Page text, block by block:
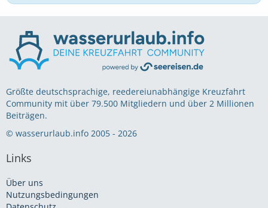
Größte deutschsprachige, reedereiunabhängige Kreuzfahrt
Community mit über 79.500 Mitgliedern und über 2 Millionen
Beiträgen.
© wasserurlaub.info 2005 - 2026
Links
Über uns
Nutzungsbedingungen